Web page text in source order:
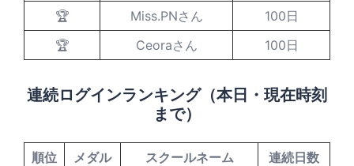
🏆
Miss.PNさん
100日
🏆
Ceoraさん 100日
連続ログインランキング（本日・現在時刻
まで）
順位 メダル スクールネーム
連続日数